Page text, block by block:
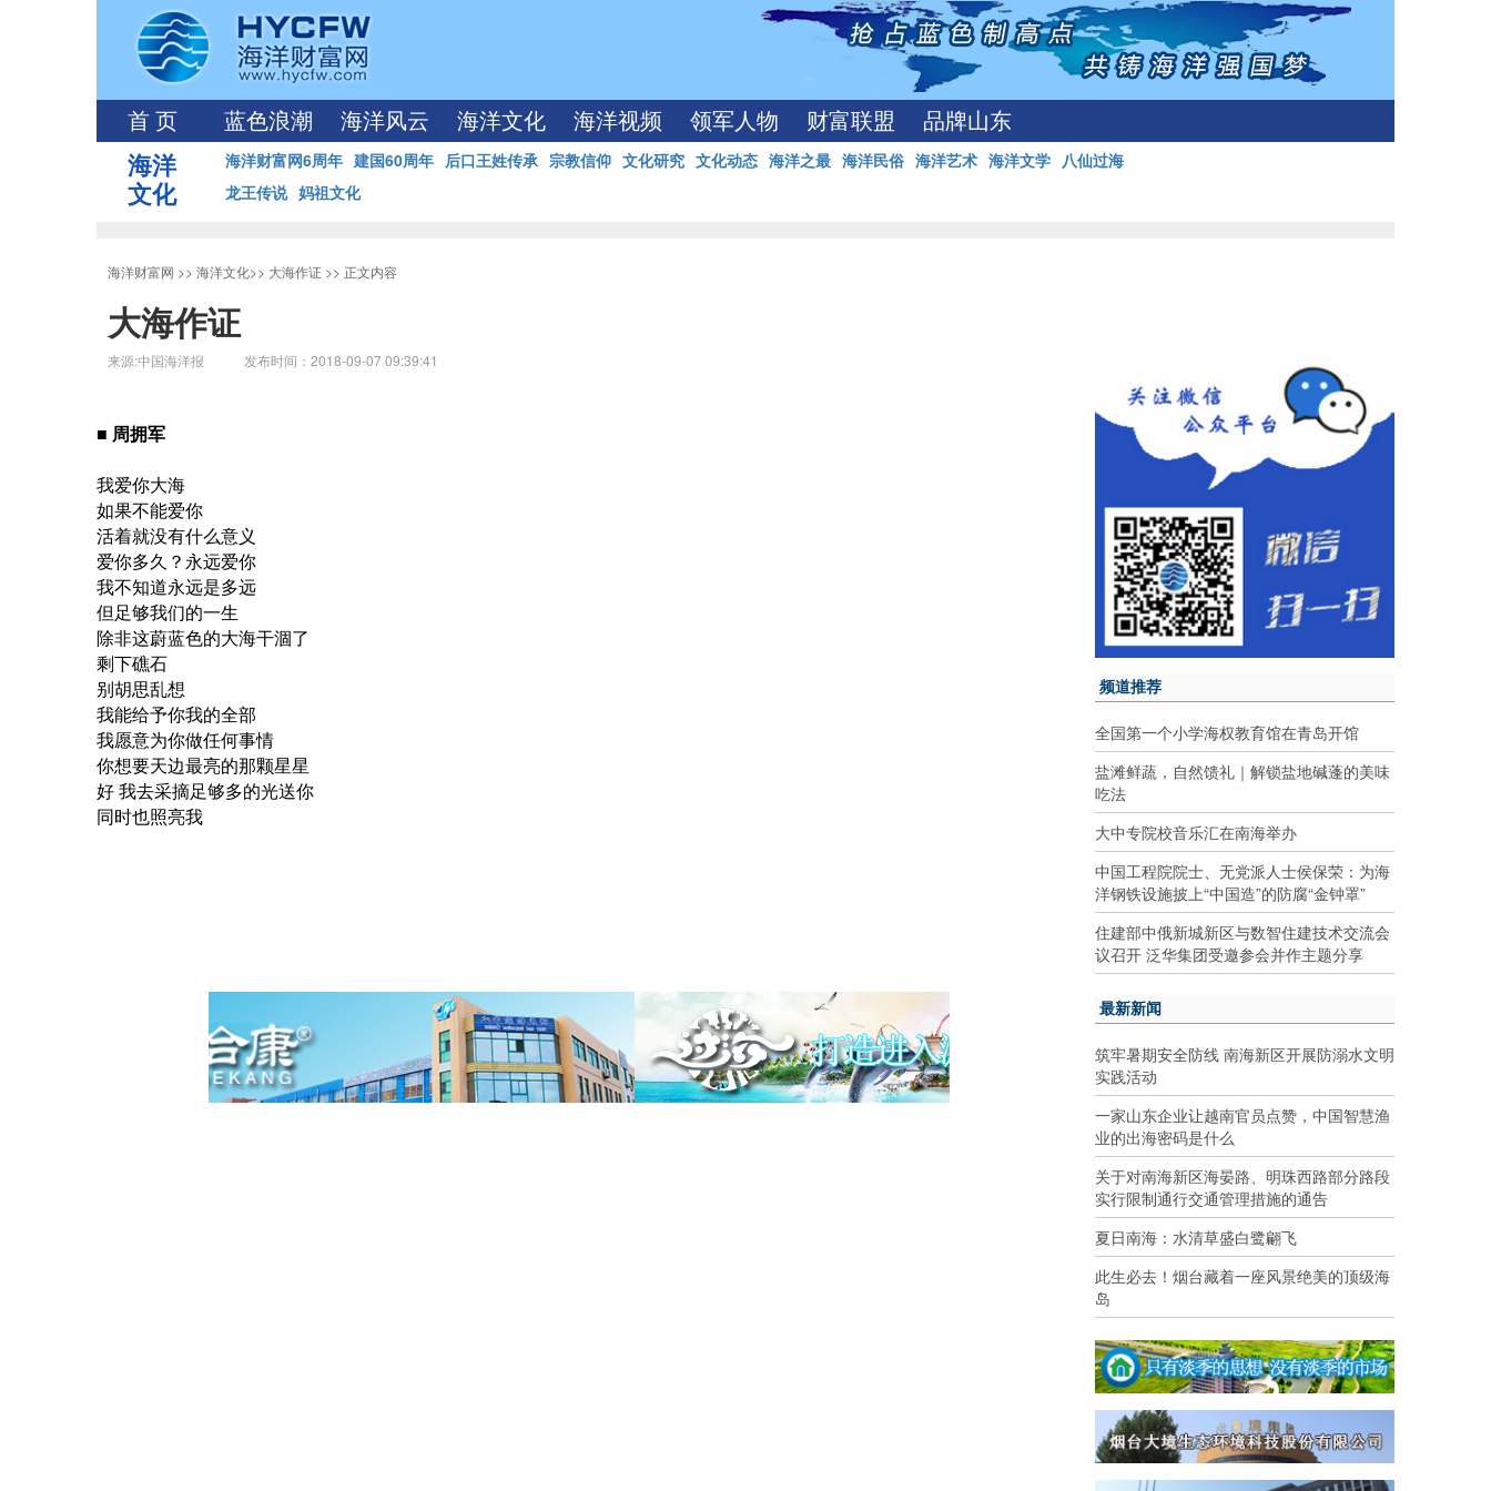
首 页 蓝色浪潮 海洋风云 海洋文化 海洋视频 领军人物 财富联盟 品牌山东
海洋
文化
海洋财富网6周年 建国60周年 后口王姓传承 宗教信仰 文化研究 文化动态 海洋之最 海洋民俗 海洋艺术 海洋文学 八仙过海
龙王传说 妈祖文化
海洋财富网 >> 海洋文化>> 大海作证 >> 正文内容
大海作证
来源:中国海洋报 发布时间：2018-09-07 09:39:41
■ 周拥军
我爱你大海
如果不能爱你
活着就没有什么意义
爱你多久？永远爱你
我不知道永远是多远
但足够我们的一生
除非这蔚蓝色的大海干涸了
剩下礁石
别胡思乱想
我能给予你我的全部
我愿意为你做任何事情
你想要天边最亮的那颗星星
好 我去采摘足够多的光送你
同时也照亮我
频道推荐
全国第一个小学海权教育馆在青岛开馆
盐滩鲜蔬，自然馈礼｜解锁盐地碱蓬的美味
吃法
大中专院校音乐汇在南海举办
中国工程院院士、无党派人士侯保荣：为海
洋钢铁设施披上“中国造”的防腐“金钟罩”
住建部中俄新城新区与数智住建技术交流会
议召开 泛华集团受邀参会并作主题分享
最新新闻
筑牢暑期安全防线 南海新区开展防溺水文明
实践活动
一家山东企业让越南官员点赞，中国智慧渔
业的出海密码是什么
关于对南海新区海晏路、明珠西路部分路段
实行限制通行交通管理措施的通告
夏日南海：水清草盛白鹭翩飞
此生必去！烟台藏着一座风景绝美的顶级海
岛